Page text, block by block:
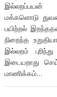
இல்லறப்பயன்
மக்களொடு
பயிற்றல்
நிறைந்த
இல்லறம்
இடையறாது
மாணிக்கம்…